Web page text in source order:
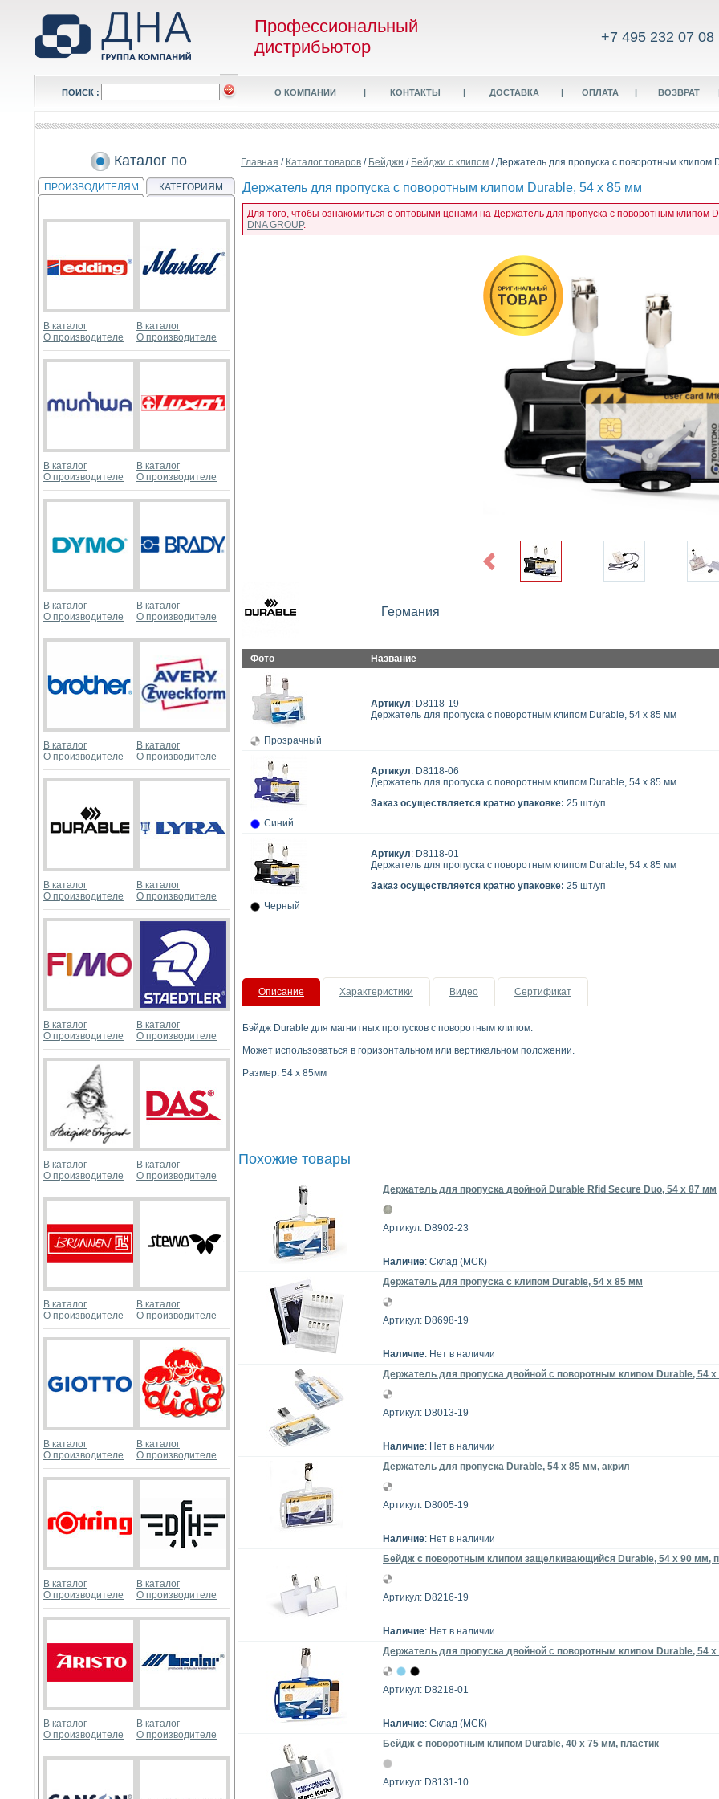
Профессиональный
дистрибьютор
+7 495 232 07 08
ПОИСК : О КОМПАНИИ | КОНТАКТЫ | ДОСТАВКА | ОПЛАТА | ВОЗВРАТ
Каталог по
ПРОИЗВОДИТЕЛЯМ КАТЕГОРИЯМ
В каталог
О производителе
В каталог
О производителе
В каталог
О производителе
В каталог
О производителе
В каталог
О производителе
В каталог
О производителе
В каталог
О производителе
В каталог
О производителе
В каталог
О производителе
В каталог
О производителе
В каталог
О производителе
В каталог
О производителе
В каталог
О производителе
В каталог
О производителе
В каталог
О производителе
В каталог
О производителе
В каталог
О производителе
В каталог
О производителе
В каталог
О производителе
В каталог
О производителе
В каталог
О производителе
В каталог
О производителе
Главная / Каталог товаров / Бейджи / Бейджи с клипом / Держатель для пропуска с поворотным клипом
Держатель для пропуска с поворотным клипом Durable, 54 x 85 мм
Для того, чтобы ознакомиться с оптовыми ценами на Держатель для пропуска с поворотным клипом
DNA GROUP.
Previous
Германия
Фото Название
Прозрачный
Артикул: D8118-19
Держатель для пропуска с поворотным клипом Durable, 54 x 85 мм
Синий
Артикул: D8118-06
Держатель для пропуска с поворотным клипом Durable, 54 x 85 мм
Заказ осуществляется кратно упаковке: 25 шт/уп
Черный
Артикул: D8118-01
Держатель для пропуска с поворотным клипом Durable, 54 x 85 мм
Заказ осуществляется кратно упаковке: 25 шт/уп
Описание Характеристики Видео Сертификат
Бэйдж Durable для магнитных пропусков с поворотным клипом.
Может использоваться в горизонтальном или вертикальном положении.
Размер: 54 x 85мм
Похожие товары
Держатель для пропуска двойной Durable Rfid Secure Duo, 54 x 87 мм
Артикул: D8902-23
Наличие: Склад (МСК)
Держатель для пропуска с клипом Durable, 54 x 85 мм
Артикул: D8698-19
Наличие: Нет в наличии
Держатель для пропуска двойной c поворотным клипом Durable, 54
Артикул: D8013-19
Наличие: Нет в наличии
Держатель для пропуска Durable, 54 x 85 мм, акрил
Артикул: D8005-19
Наличие: Нет в наличии
Бейдж с поворотным клипом защелкивающийся Durable, 54 х 90 мм,
Артикул: D8216-19
Наличие: Нет в наличии
Держатель для пропуска двойной с поворотным клипом Durable, 54
Артикул: D8218-01
Наличие: Склад (МСК)
Бейдж с поворотным клипом Durable, 40 x 75 мм, пластик
Артикул: D8131-10